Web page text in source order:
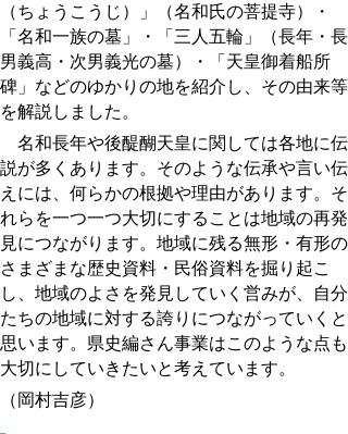
（ちょうこうじ）」（名和氏の菩提寺）・
「名和一族の墓」・「三人五輪」（長年・長
男義高・次男義光の墓）・「天皇御着船所
碑」などのゆかりの地を紹介し、その由来等
を解説しました。
名和長年や後醍醐天皇に関しては各地に伝
説が多くあります。そのような伝承や言い伝
えには、何らかの根拠や理由があります。そ
れらを一つ一つ大切にすることは地域の再発
見につながります。地域に残る無形・有形の
さまざまな歴史資料・民俗資料を掘り起こ
し、地域のよさを発見していく営みが、自分
たちの地域に対する誇りにつながっていくと
思います。県史編さん事業はこのような点も
大切にしていきたいと考えています。
（岡村吉彦）